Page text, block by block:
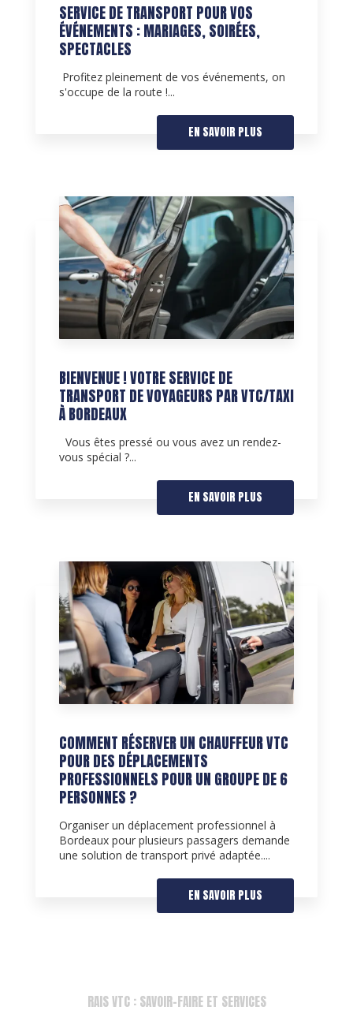
SERVICE DE TRANSPORT POUR VOS
ÉVÉNEMENTS : MARIAGES, SOIRÉES,
SPECTACLES
Profitez pleinement de vos événements, on
s'occupe de la route !...
EN SAVOIR PLUS
BIENVENUE ! VOTRE SERVICE DE
TRANSPORT DE VOYAGEURS PAR VTC/TAXI
À BORDEAUX
Vous êtes pressé ou vous avez un rendez-
vous spécial ?...
EN SAVOIR PLUS
COMMENT RÉSERVER UN CHAUFFEUR VTC
POUR DES DÉPLACEMENTS
PROFESSIONNELS POUR UN GROUPE DE 6
PERSONNES ?
Organiser un déplacement professionnel à
Bordeaux pour plusieurs passagers demande
une solution de transport privé adaptée....
EN SAVOIR PLUS
RAIS VTC : SAVOIR-FAIRE ET SERVICES